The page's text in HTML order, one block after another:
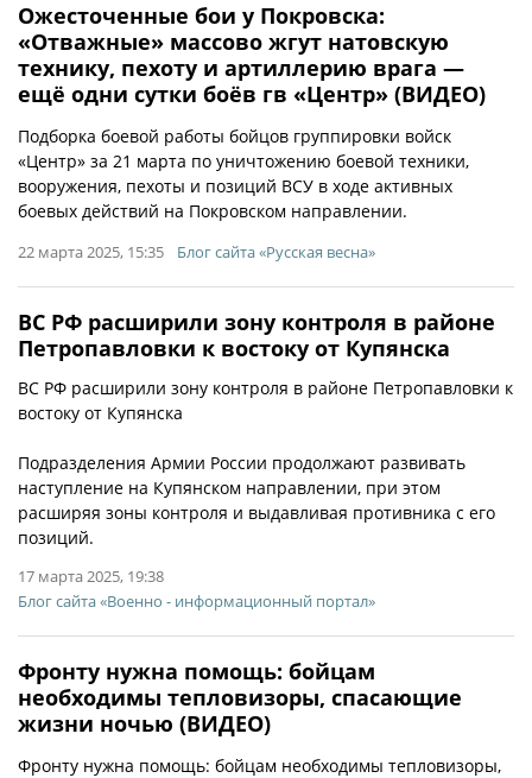
Ожесточенные бои у Покровска:
«Отважные» массово жгут натовскую
технику, пехоту и артиллерию врага —
ещё одни сутки боёв гв «Центр» (ВИДЕО)
Подборка боевой работы бойцов группировки войск
«Центр» за 21 марта по уничтожению боевой техники,
вооружения, пехоты и позиций ВСУ в ходе активных
боевых действий на Покровском направлении.
22 марта 2025, 15:35 Блог сайта «Русская весна»
ВС РФ расширили зону контроля в районе
Петропавловки к востоку от Купянска
ВС РФ расширили зону контроля в районе Петропавловки к
востоку от Купянска
Подразделения Армии России продолжают развивать
наступление на Купянском направлении, при этом
расширяя зоны контроля и выдавливая противника с его
позиций.
17 марта 2025, 19:38
Блог сайта «Военно - информационный портал»
Фронту нужна помощь: бойцам
необходимы тепловизоры, спасающие
жизни ночью (ВИДЕО)
Фронту нужна помощь: бойцам необходимы тепловизоры,